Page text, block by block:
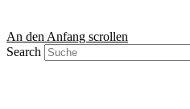
An den Anfang scrollen
Search